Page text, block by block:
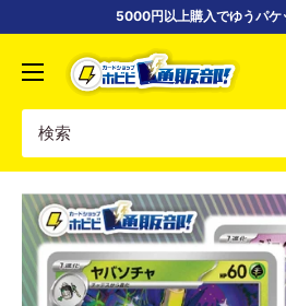
5000円以上購入でゆうパケ
【ポ
ケ
専
門
店】
カ
ー
ド